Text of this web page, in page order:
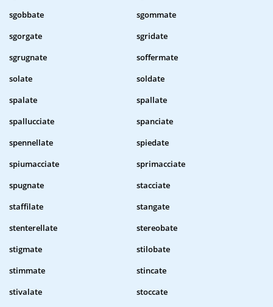
sgobbate
sgommate
sgorgate
sgridate
sgrugnate
soffermate
solate
soldate
spalate
spallate
spallucciate
spanciate
spennellate
spiedate
spiumacciate
sprimacciate
spugnate
stacciate
staffilate
stangate
stenterellate
stereobate
stigmate
stilobate
stimmate
stincate
stivalate
stoccate